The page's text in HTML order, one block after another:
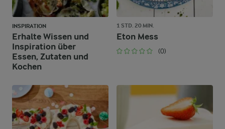
INSPIRATION
Erhalte Wissen und
Inspiration über
Essen, Zutaten und
Kochen
1 STD. 20 MIN.
Eton Mess
(0)